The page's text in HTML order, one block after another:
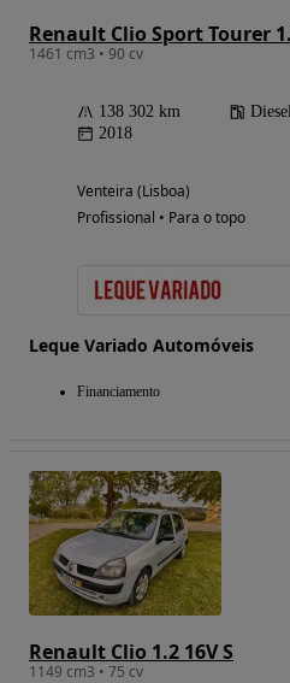
1461 cm3 • 90 cv
138 302 km Diesel
2018
Venteira (Lisboa)
Profissional • Para o topo
Leque Variado Automóveis
Financiamento
Renault Clio 1.2 16V S
1149 cm3 • 75 cv